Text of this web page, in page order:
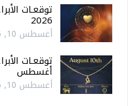
2026
أغسطس 10, 2026
أغسطس
أغسطس 10, 2026